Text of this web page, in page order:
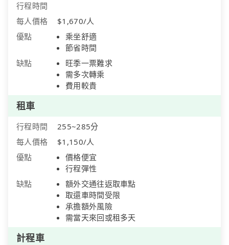
行程時間
每人價格
$1,670/人
優點
乘坐舒適
節省時間
缺點
旺季一票難求
需多次轉乘
費用較貴
租車
行程時間
255~285分
每人價格
$1,150/人
優點
價格便宜
行程彈性
缺點
額外交通往返取車點
取還車時間受限
承擔額外風險
需當天來回或租多天
計程車